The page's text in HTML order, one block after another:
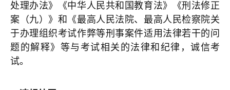
处理办法》《中华人民共和国教育法》《刑法修正
案（九）》和《最高人民法院、最高人民检察院关
于办理组织考试作弊等刑事案件适用法律若干的问
题的解释》等与考试相关的法律和纪律，诚信考
试。